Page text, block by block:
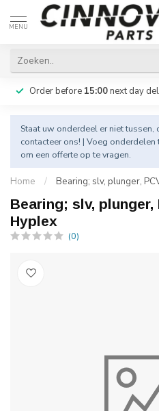
MENU
Order before 15:00next day
Staat uw onderdeel er niet tussen,
contacteer ons! | Voeg
om een offerte op te vragen.
Home / Bearing; slv, plunger,
Bearing; slv, plunger,
Hyplex
(0)